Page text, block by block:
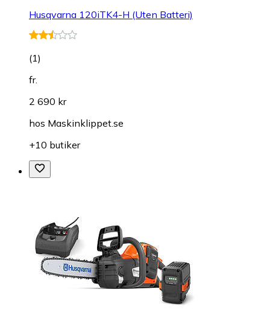
Husqvarna 120iTK4-H (Uten Batteri)
(1)
fr.
2 690 kr
hos Maskinklippet.se
+10 butiker